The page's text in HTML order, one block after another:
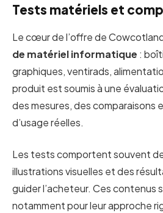
Tests matériels et
Le cœur de l’offre de
de matériel informatique :
graphiques, ventirads,
produit est soumis à une
des mesures, des comparaisons
d’usage réelles.
Les tests comportent souvent
illustrations visuelles et des
guider l’acheteur. Ces contenus
notamment pour leur approche